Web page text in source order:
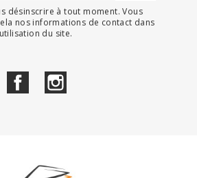
désinscrire à tout moment. Vous
nos informations de contact dans
du site.
Facebook